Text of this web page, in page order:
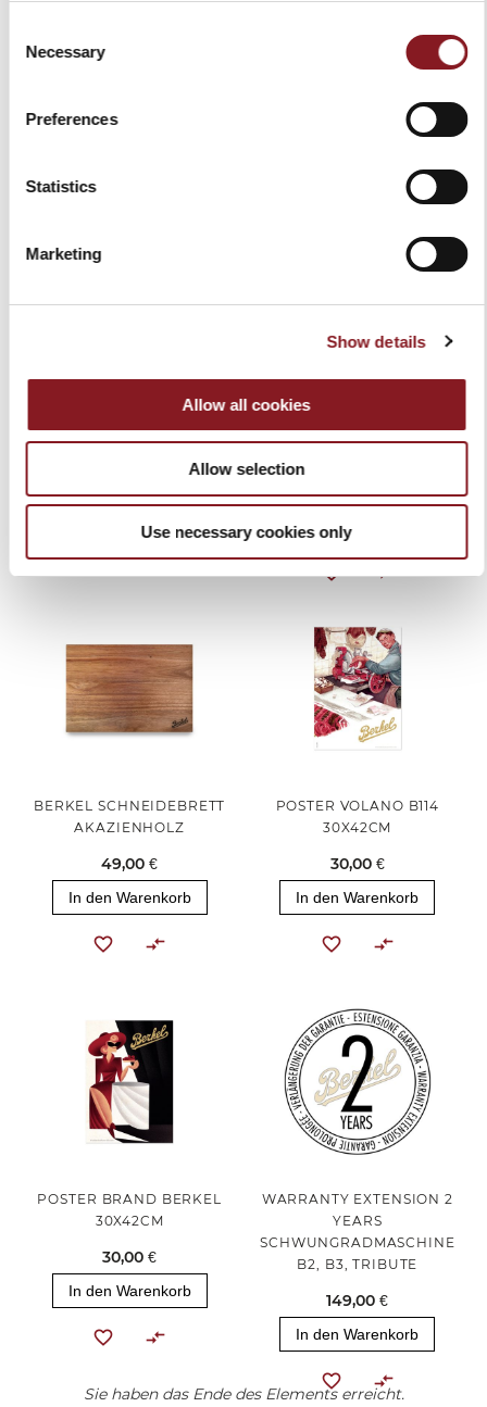
Selection
Necessary
Preferences
Statistics
Marketing
Show details
Allow all cookies
Allow selection
Use necessary cookies only
In den Warenkorb
SLICER COVER SCHWARZ
GRÖSSE L
In den Warenkorb
SCHNEIDEBRETT FÜR
AUFSCHNITTMASCHINEN
99,00 €
In den Warenkorb
BERKEL SCHNEIDEBRETT
AKAZIENHOLZ
49,00 €
In den Warenkorb
POSTER VOLANO B114
30X42CM
30,00 €
In den Warenkorb
POSTER BRAND BERKEL
30X42CM
30,00 €
In den Warenkorb
WARRANTY EXTENSION 2
YEARS
SCHWUNGRADMASCHINE
B2, B3, TRIBUTE
149,00 €
In den Warenkorb
Sie haben das Ende des Elements erreicht.